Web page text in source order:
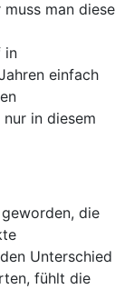
man diese
in
einfach
in diesem
die
Unterschied
fühlt die